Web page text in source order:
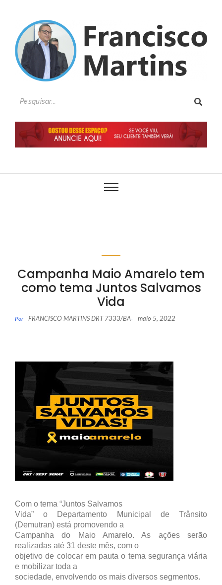
Campanha Maio Amarelo tem
como tema Juntos Salvamos
Vida
Por FRANCISCO MARTINS DRT 7333/BA- maio 5, 2022
Com o tema “Juntos Salvamos
Vida” o Departamento Municipal de Trânsito
(Demutran) está promovendo a
Campanha do Maio Amarelo. As ações serão
realizadas até 31 deste mês, com o
objetivo de colocar em pauta o tema segurança viária
e mobilizar toda a
sociedade, envolvendo os mais diversos segmentos.